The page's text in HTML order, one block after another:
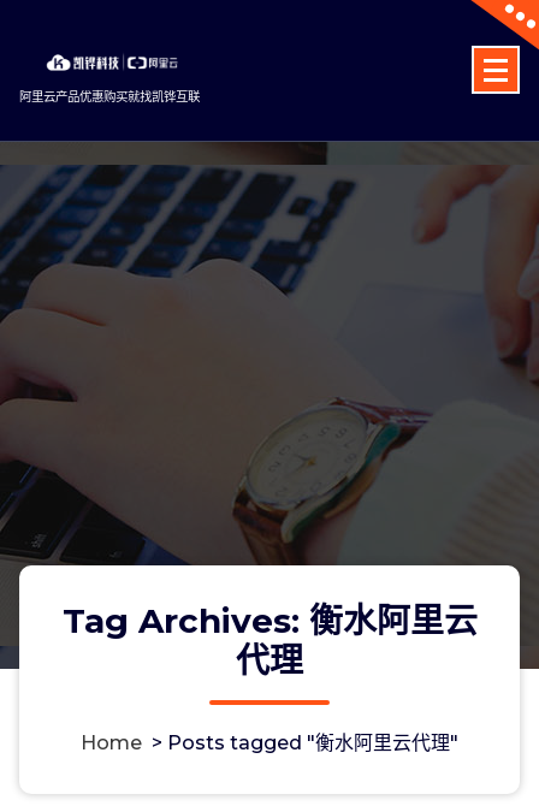
content
阿里云产品优惠购买就找凯铧互联
Tag Archives: 衡水阿里云
代理
Home > Posts tagged "衡水阿里云代理"